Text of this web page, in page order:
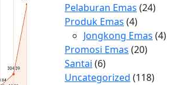
Pelaburan Emas (24)
Produk Emas (4)
Jongkong Emas (4)
Promosi Emas (20)
Santai (6)
Uncategorized (118)